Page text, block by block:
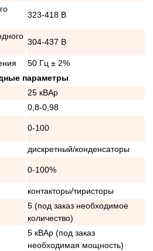
323-418 В
304-437 В
50 Гц ± 2%
параметры
25 кВАр
0,8-0,98
0-100
дискретный/конденсаторы
0-100%
контакторы/тиристоры
5 (под заказ необходимое
количество)
5 кВАр (под заказ
необходимая мощность)